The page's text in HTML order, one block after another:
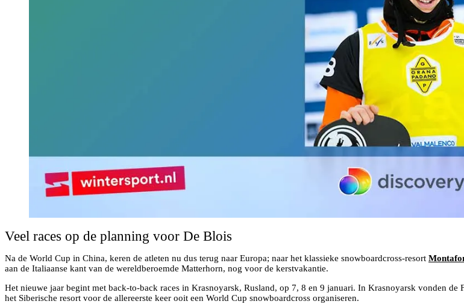
Veel races op de planning voor De Blois
Na de World Cup in China, keren de atleten nu dus terug naar Europa; naar het klassieke snowboardcross-resort
aan de Italiaanse kant van de wereldberoemde Matterhorn, nog voor de kerstvakantie.
Het nieuwe jaar begint met back-to-back races in Krasnoyarsk, Rusland, op 7, 8 en 9 januari. In Krasnoyarsk vonden
het Siberische resort voor de allereerste keer ooit een World Cup snowboardcross organiseren.